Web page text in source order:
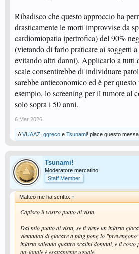
Ribadisco che questo approccio ha
drasticamente le morti improvvise da
cardiomiopatia ipertrofica) del 90%
(vietando di farlo praticare ai soggetti
evitando altri danni). Applicarlo a tutti
scale consentirebbe di individuare
sarebbe antieconomico ed è per
esempio, lo screening per il tumore al
solo sopra i 50 anni.
6 Mar 2026
AVUAAZ ggreco e Tsunami! piace questo
Tsunami!
Moderatore mercatino
Staff Member
Matteo me ha scritto: ↑
Capisco il vostro punto di vista.
Dal mio punto di vista, se ti viene un infarto
vietandoti di giocare a ping pong lo
infarto salendo quattro scalini domani, e il costo
nazionale è esattamente uguale.